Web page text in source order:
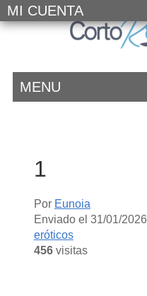
MI CUENTA
MENU
1
Por Eunoia
Enviado el 31/01/2026
eróticos
456visitas